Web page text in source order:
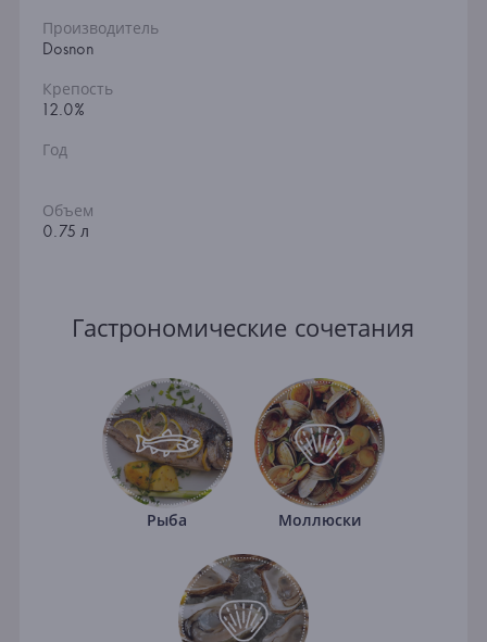
Производитель
Dosnon
Крепость
12.0%
Год
Объем
0.75 л
Гастрономические сочетания
Рыба Моллюски